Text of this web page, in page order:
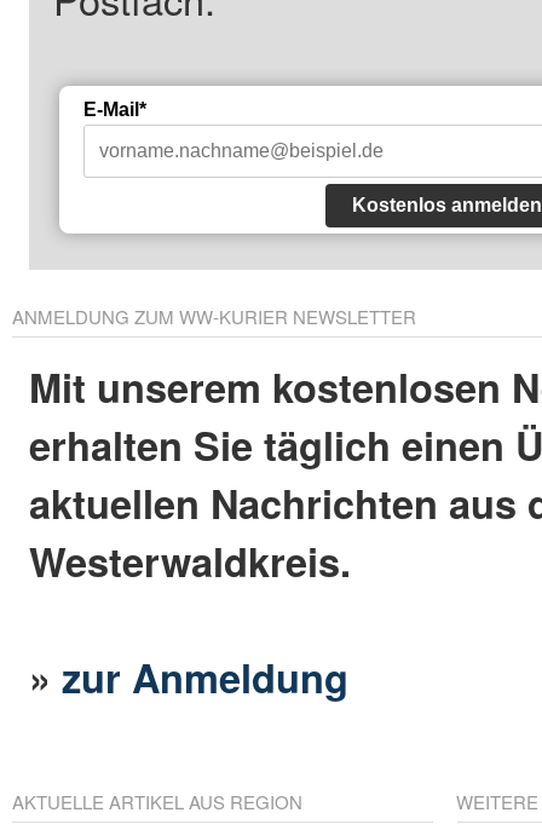
E-Mail*
Kostenlos anmelden
ANMELDUNG ZUM WW-KURIER NEWSLETTER
Mit unserem kostenlosen
erhalten Sie täglich einen
aktuellen Nachrichten aus
Westerwaldkreis.
»zur Anmeldung
AKTUELLE ARTIKEL AUS REGION